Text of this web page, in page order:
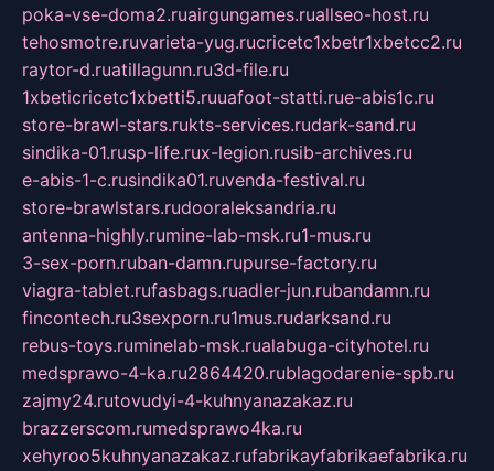
poka-vse-doma2.ruairgungames.ruallseo-host.ru
tehosmotre.ruvarieta-yug.rucricetc1xbetr1xbetcc2.ru
raytor-d.ruatillagunn.ru3d-file.ru
1xbeticricetc1xbetti5.ruuafoot-statti.rue-abis1c.ru
store-brawl-stars.rukts-services.rudark-sand.ru
sindika-01.rusp-life.rux-legion.rusib-archives.ru
e-abis-1-c.rusindika01.ruvenda-festival.ru
store-brawlstars.rudooraleksandria.ru
antenna-highly.rumine-lab-msk.ru1-mus.ru
3-sex-porn.ruban-damn.rupurse-factory.ru
viagra-tablet.rufasbags.ruadler-jun.rubandamn.ru
fincontech.ru3sexporn.ru1mus.rudarksand.ru
rebus-toys.ruminelab-msk.rualabuga-cityhotel.ru
medsprawo-4-ka.ru2864420.rublagodarenie-spb.ru
zajmy24.rutovudyi-4-kuhnyanazakaz.ru
brazzerscom.rumedsprawo4ka.ru
xehyroo5kuhnyanazakaz.rufabrikayfabrikaefabrika.ru